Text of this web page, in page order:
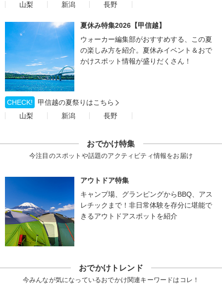
山梨
新潟 長野
夏休み特集2026【甲信越】
ウォーカー編集部がおすすめする、この夏
の楽しみ方を紹介。夏休みイベント＆おで
かけスポット情報が盛りだくさん！
CHECK!
甲信越の夏祭りはこちら
山梨
新潟 長野
おでかけ特集
今注目のスポットや話題のアクティビティ情報をお届け
アウトドア特集
キャンプ場、グランピングからBBQ、アス
レチックまで！非日常体験を存分に堪能で
きるアウトドアスポットを紹介
おでかけトレンド
今みんなが気になっているおでかけ関連キーワードはコレ！